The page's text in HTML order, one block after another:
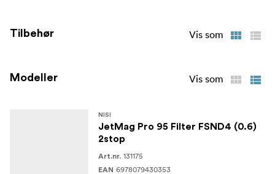
Tilbehør Vis som
Modeller Vis som
NISI
JetMag Pro 95 Filter FSND4 (0.6)
2stop
Art.nr. 131175
EAN 6978079430353